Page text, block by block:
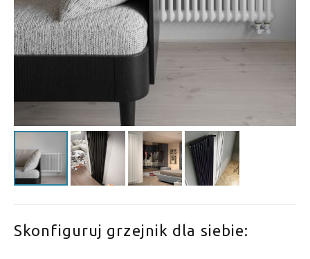
Skonfiguruj grzejnik dla siebie: